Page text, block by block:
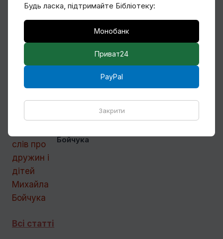
Спогади Марії Котляревської про
Бойчука
Всі статті
Будь ласка, підтримайте Бібліотеку:
Монобанк
Приват24
PayPal
Закрити